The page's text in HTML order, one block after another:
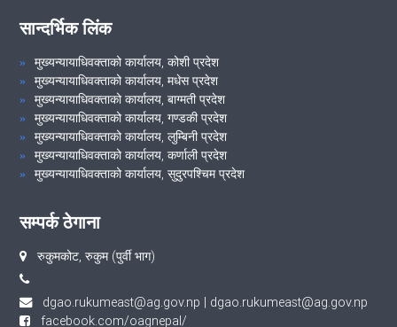
सान्दर्भिक लिंक
मुख्यन्यायाधिवक्ताको कार्यालय, कोशी प्रदेश
मुख्यन्यायाधिवक्ताको कार्यालय, मधेस प्रदेश
मुख्यन्यायाधिवक्ताको कार्यालय, बाग्मती प्रदेश
मुख्यन्यायाधिवक्ताको कार्यालय, गण्डकी प्रदेश
मुख्यन्यायाधिवक्ताको कार्यालय, लुम्बिनी प्रदेश
मुख्यन्यायाधिवक्ताको कार्यालय, कर्णाली प्रदेश
मुख्यन्यायाधिवक्ताको कार्यालय, सुदुरपश्चिम प्रदेश
सम्पर्क ठेगाना
रुकुमकोट, रुकुम (पुर्वी भाग)
dgao.rukumeast@ag.gov.np | dgao.rukumeast@ag.gov.np
facebook.com/oagnepal/